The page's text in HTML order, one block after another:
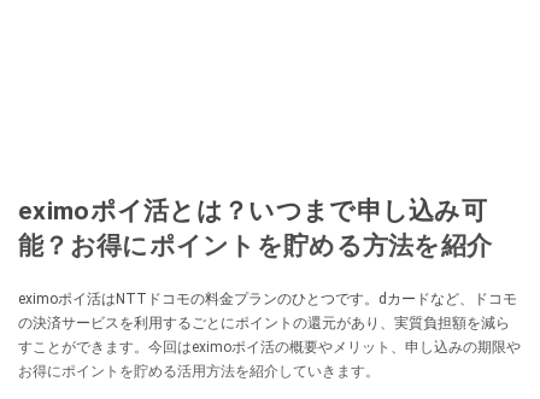
eximoポイ活とは？いつまで申し込み可
能？お得にポイントを貯める方法を紹介
eximoポイ活はNTTドコモの料金プランのひとつです。dカードなど、ドコモ
の決済サービスを利用するごとにポイントの還元があり、実質負担額を減ら
すことができます。今回はeximoポイ活の概要やメリット、申し込みの期限や
お得にポイントを貯める活用方法を紹介していきます。